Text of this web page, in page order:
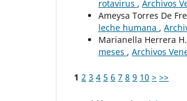
rotavirus , Archivos
Ameysa Torres De
leche humana ,
Marianella Herrera
meses , Archivos
1 2 3 4 5 6 7 8 9 10 > >>